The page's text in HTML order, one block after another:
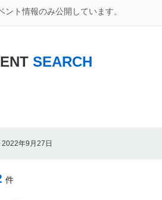
ト情報のみ公開しています。
SEARCH
2022年9月27日
件